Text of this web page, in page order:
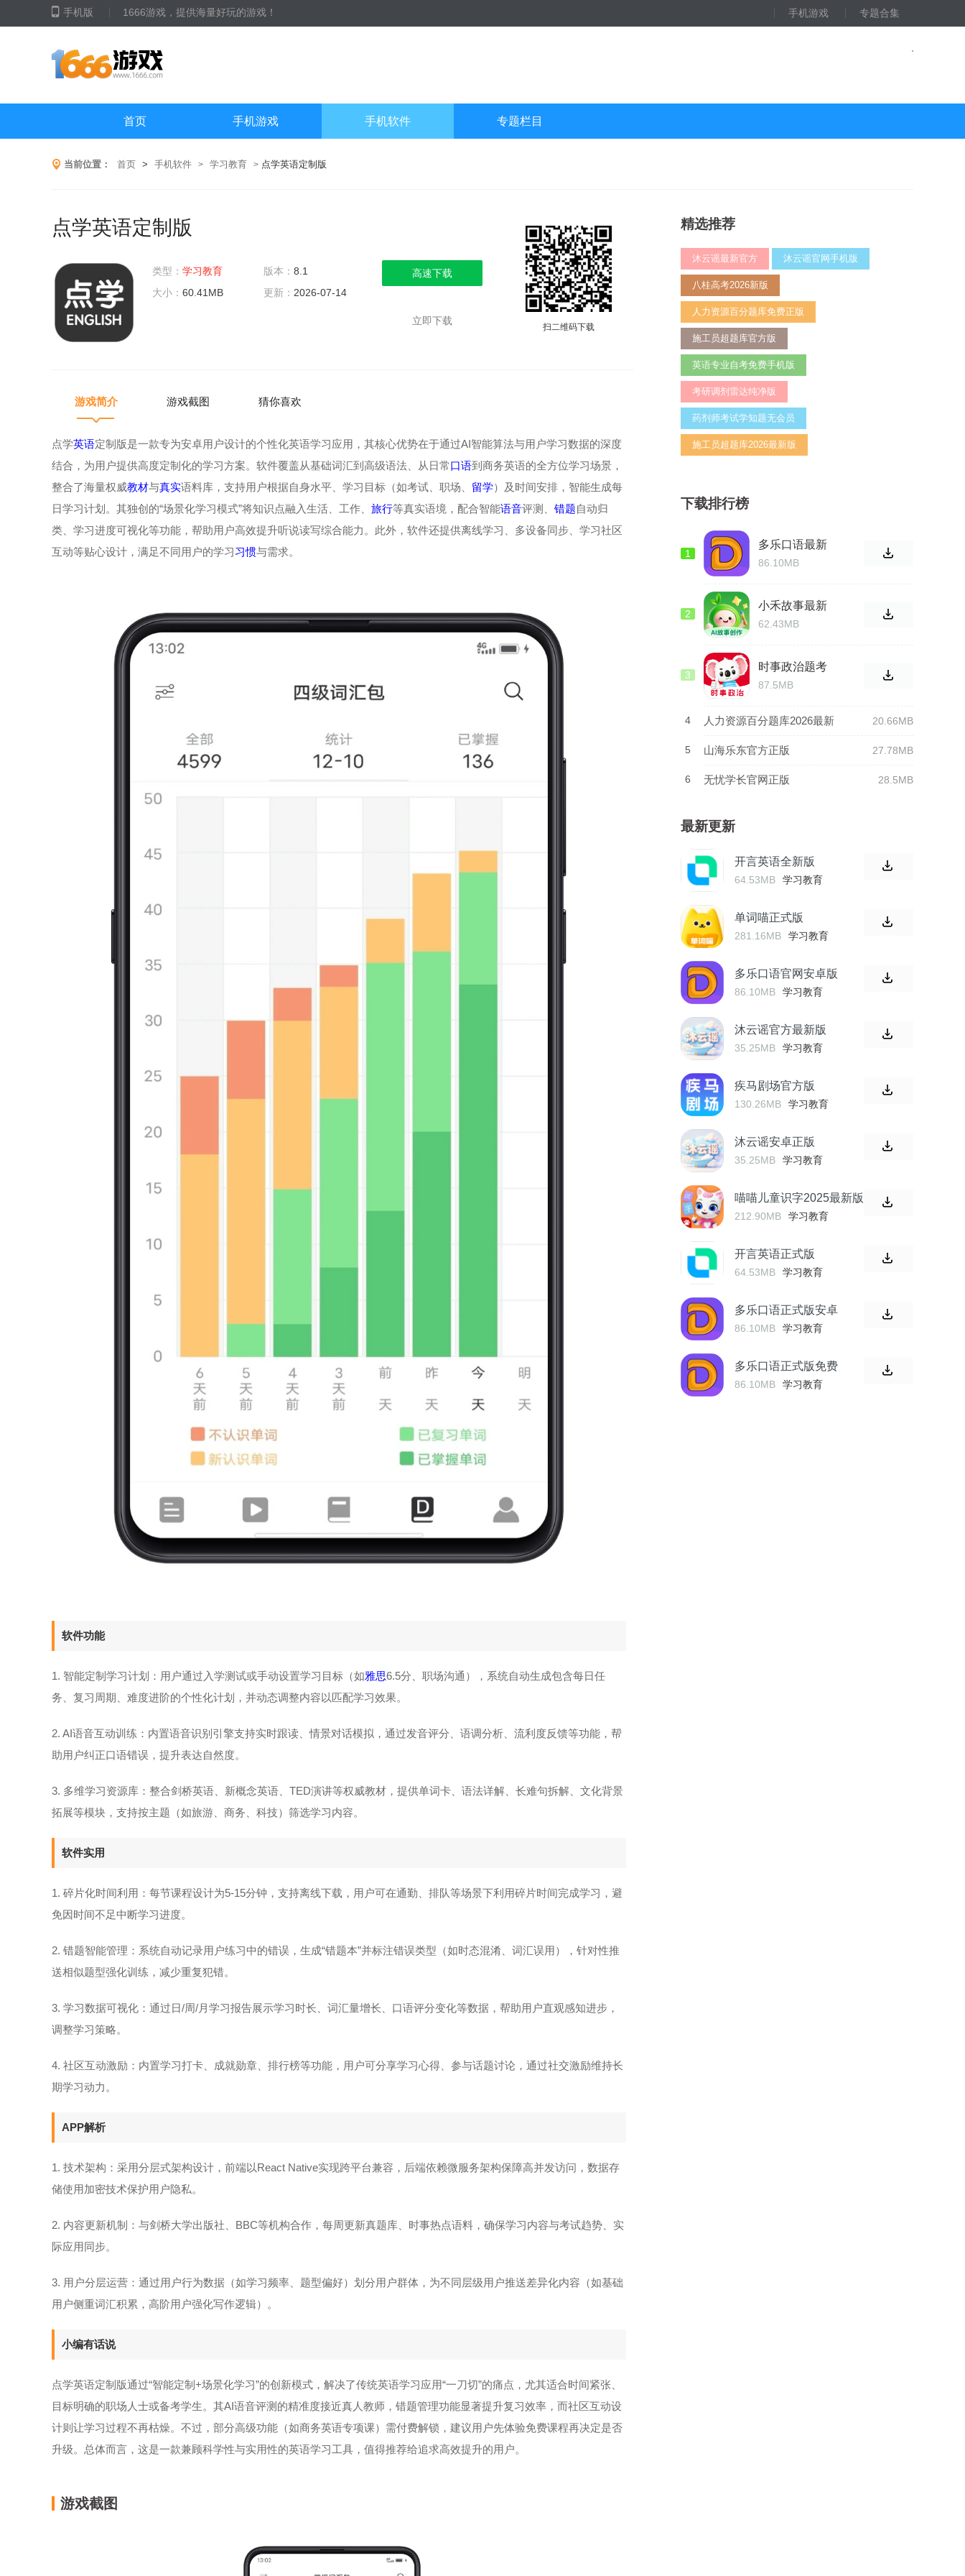
手机版 1666游戏，提供海量好玩的游戏！ 手机游戏 专题合集
首页 手机游戏 手机软件 专题栏目
当前位置： 首页 > 手机软件 > 学习教育 > 点学英语定制版
点学英语定制版
类型： 学习教育 版本： 8.1
大小： 60.41MB 更新： 2026-07-14
高速下载
立即下载
扫二维码下载
游戏简介 游戏截图 猜你喜欢
点学英语定制版是一款专为安卓用户设计的个性化英语学习应用，其核心优势在于通过AI智能算法与用户学习数据的深度
结合，为用户提供高度定制化的学习方案。软件覆盖从基础词汇到高级语法、从日常口语到商务英语的全方位学习场景，
整合了海量权威教材与真实语料库，支持用户根据自身水平、学习目标（如考试、职场、 留学）及时间安排，智能生成每
日学习计划。其独创的“场景化学习模式”将知识点融入生活、工作、 旅行等真实语境，配合智能语音评测、 错题自动归
类、学习进度可视化等功能，帮助用户高效提升听说读写综合能力。此外，软件还提供离线学习、多设备同步、学习社区
互动等贴心设计，满足不同用户的学习习惯与需求。
软件功能
1. 智能定制学习计划：用户通过入学测试或手动设置学习目标（如雅思6.5分、职场沟通），系统自动生成包含每日任
务、复习周期、难度进阶的个性化计划，并动态调整内容以匹配学习效果。
2. AI语音互动训练：内置语音识别引擎支持实时跟读、情景对话模拟，通过发音评分、语调分析、流利度反馈等功能，帮
助用户纠正口语错误，提升表达自然度。
3. 多维学习资源库：整合剑桥英语、新概念英语、TED演讲等权威教材，提供单词卡、语法详解、长难句拆解、文化背景
拓展等模块，支持按主题（如旅游、商务、科技）筛选学习内容。
软件实用
1. 碎片化时间利用：每节课程设计为5-15分钟，支持离线下载，用户可在通勤、排队等场景下利用碎片时间完成学习，避
免因时间不足中断学习进度。
2. 错题智能管理：系统自动记录用户练习中的错误，生成“错题本”并标注错误类型（如时态混淆、词汇误用），针对性推
送相似题型强化训练，减少重复犯错。
3. 学习数据可视化：通过日/周/月学习报告展示学习时长、词汇量增长、口语评分变化等数据，帮助用户直观感知进步，
调整学习策略。
4. 社区互动激励：内置学习打卡、成就勋章、排行榜等功能，用户可分享学习心得、参与话题讨论，通过社交激励维持长
期学习动力。
APP解析
1. 技术架构：采用分层式架构设计，前端以React Native实现跨平台兼容，后端依赖微服务架构保障高并发访问，数据存
储使用加密技术保护用户隐私。
2. 内容更新机制：与剑桥大学出版社、BBC等机构合作，每周更新真题库、时事热点语料，确保学习内容与考试趋势、实
际应用同步。
3. 用户分层运营：通过用户行为数据（如学习频率、题型偏好）划分用户群体，为不同层级用户推送差异化内容（如基础
用户侧重词汇积累，高阶用户强化写作逻辑）。
小编有话说
点学英语定制版通过“智能定制+场景化学习”的创新模式，解决了传统英语学习应用“一刀切”的痛点，尤其适合时间紧张、
目标明确的职场人士或备考学生。其AI语音评测的精准度接近真人教师，错题管理功能显著提升复习效率，而社区互动设
计则让学习过程不再枯燥。不过，部分高级功能（如商务英语专项课）需付费解锁，建议用户先体验免费课程再决定是否
升级。总体而言，这是一款兼顾科学性与实用性的英语学习工具，值得推荐给追求高效提升的用户。
游戏截图
精选推荐
沐云谣最新官方 沐云谣官网手机版
八桂高考2026新版
人力资源百分题库免费正版
施工员超题库官方版
英语专业自考免费手机版
考研调剂雷达纯净版
药剂师考试学知题无会员
施工员超题库2026最新版
下载排行榜
1
多乐口语最新
版
86.10MB
2
小禾故事最新
正版
62.43MB
3
时事政治题考
拉全新版本
87.5MB
4
人力资源百分题库2026最新
20.66MB
5 山海乐东官方正版 27.78MB
6 无忧学长官网正版 28.5MB
最新更新
开言英语全新版
64.53MB 学习教育
单词喵正式版
281.16MB 学习教育
多乐口语官网安卓版
86.10MB 学习教育
沐云谣官方最新版
35.25MB 学习教育
疾马剧场官方版
130.26MB 学习教育
沐云谣安卓正版
35.25MB 学习教育
喵喵儿童识字2025最新版
212.90MB 学习教育
开言英语正式版
64.53MB 学习教育
多乐口语正式版安卓
86.10MB 学习教育
多乐口语正式版免费
86.10MB 学习教育